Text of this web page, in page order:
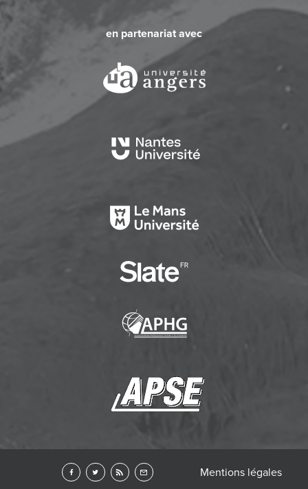
en partenariat avec
Mentions légales